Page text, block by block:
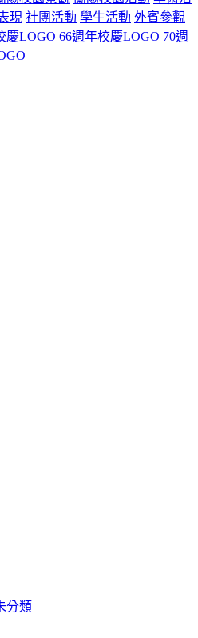
現 社團活動 學生活動 外賓參觀
慶LOGO 66週年校慶LOGO 70週
分類